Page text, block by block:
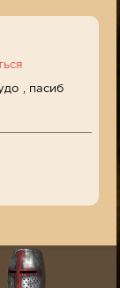
, пасиб